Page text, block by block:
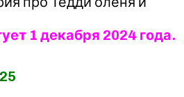
1 декабря 2024 года.